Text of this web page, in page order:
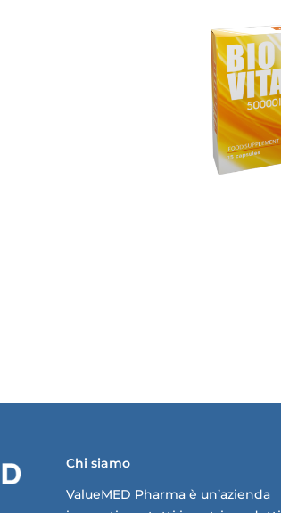
Chi siamo
ValueMED Pharma è un’azienda